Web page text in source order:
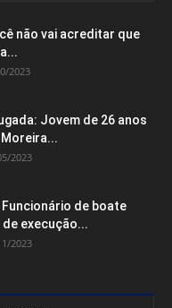
não vai acreditar que
2023
Jovem de 26 anos
2023
de boate
execução...
2023